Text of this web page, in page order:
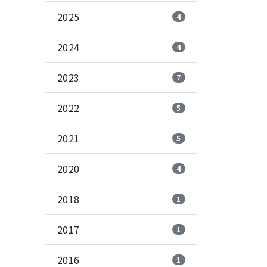
2025 4
2024 4
2023 7
2022 5
2021 5
2020 4
2018 1
2017 1
2016 1